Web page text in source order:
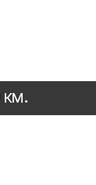
км.